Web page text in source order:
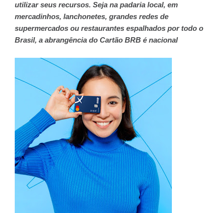
utilizar seus recursos. Seja na padaria local, em
mercadinhos, lanchonetes, grandes redes de
supermercados ou restaurantes espalhados por todo o
Brasil, a abrangência do Cartão BRB é nacional